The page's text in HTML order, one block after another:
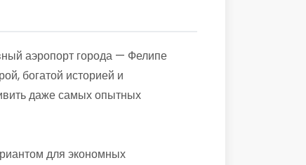
аэропорт города — Фелипе
богатой историей и
даже самых опытных
для экономных